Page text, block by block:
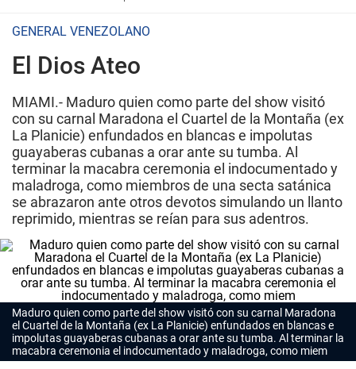
GENERAL VENEZOLANO
El Dios Ateo
MIAMI.- Maduro quien como parte del show visitó
con su carnal Maradona el Cuartel de la Montaña (ex
La Planicie) enfundados en blancas e impolutas
guayaberas cubanas a orar ante su tumba. Al
terminar la macabra ceremonia el indocumentado y
maladroga, como miembros de una secta satánica
se abrazaron ante otros devotos simulando un llanto
reprimido, mientras se reían para sus adentros.
Maduro quien como parte del show visitó con su carnal Maradona
el Cuartel de la Montaña (ex La Planicie) enfundados en blancas e
impolutas guayaberas cubanas a orar ante su tumba. Al terminar la
macabra ceremonia el indocumentado y maladroga, como miem